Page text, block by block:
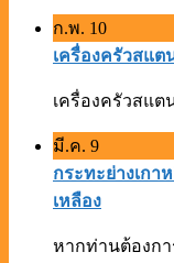
ก.พ. 10
เครื่องครัวสแต
เครื่องครัวสแต
มี.ค. 9
กระทะย่างเกา
เหลือง
หากท่านต้องก